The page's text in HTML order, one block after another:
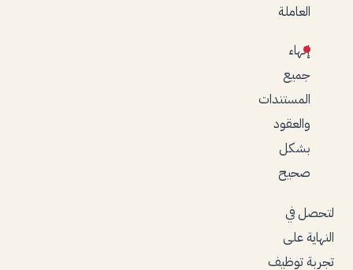
العاملة
إنهاء
جميع
المستندات
والعقود
بشكل
صحيح
لتحصل في
النهاية على
تجربة توظيف